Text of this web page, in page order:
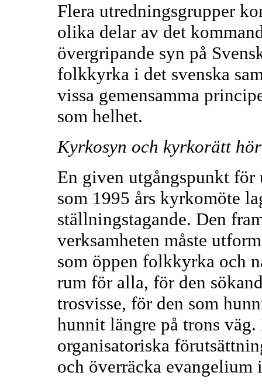
Flera utredningsgrupper
olika delar av det
övergripande syn på
folkkyrka i det svenska
vissa gemensamma
som helhet.
Kyrkosyn och kyrkorätt
En given utgångspunkt för
som 1995 års kyrkomöte
ställningstagande. Den
verksamheten måste
som öppen folkkyrka och
rum för alla, för den
trosvisse, för den som
hunnit längre på trons
organisatoriska
och överräcka